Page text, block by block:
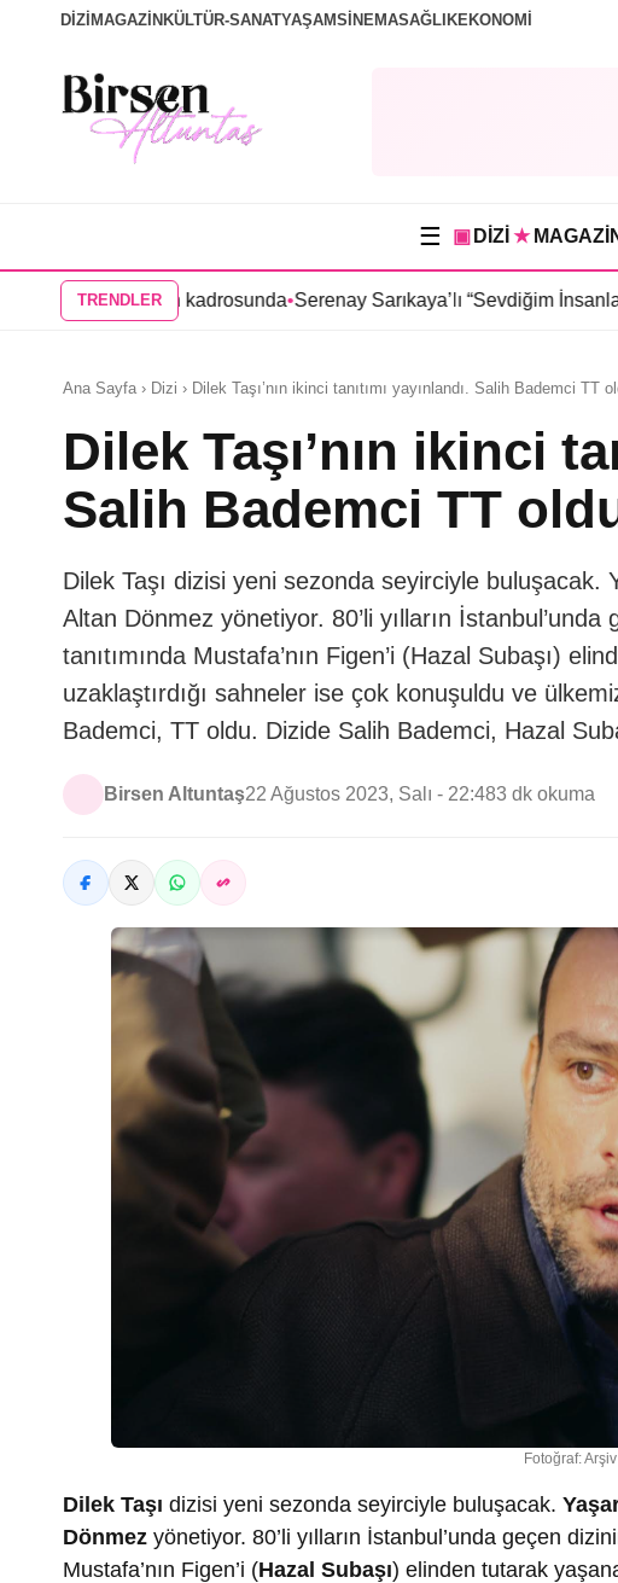
DİZİ MAGAZİN KÜLTÜR-SANATYAŞAMSİNEMASAĞLIKEKONOMİ
☰ ▣ DİZİ ★
TRENDLER
dizisinin kadrosunda •Serenay Sarıkaya’lı “Sevdiğim İnsanlar” filmine
Ana Sayfa › Dizi › Dilek Taşı’nın ikinci tanıtımı yayınlandı. Salih Bademci TT
Dilek Taşı’nın ikinci
Salih Bademci TT
Dilek Taşı dizisi yeni sezonda seyirciyle buluşacak.
Altan Dönmez yönetiyor. 80’li yılların
tanıtımında Mustafa’nın Figen’i (Hazal Subaşı)
uzaklaştırdığı sahneler ise çok konuşuldu ve
Bademci, TT oldu. Dizide Salih Bademci, Hazal
Birsen Altuntaş22 Ağustos 2023, Salı - 22:483 dk okuma
Fotoğraf: Arşiv
Dilek Taşı dizisi yeni sezonda seyirciyle buluşacak.
Dönmez yönetiyor. 80’li yılların İstanbul’unda geçen
Mustafa’nın Figen’i (Hazal Subaşı) elinden tutarak